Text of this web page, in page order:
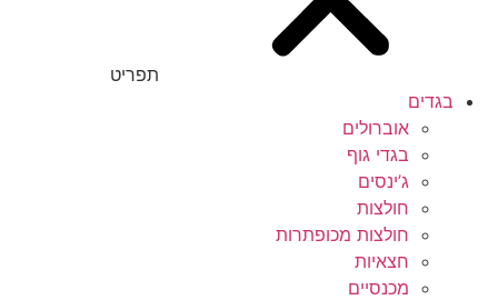
תפריט
בגדים
אוברולים
בגדי גוף
ג’ינסים
חולצות
חולצות מכופתרות
חצאיות
מכנסיים